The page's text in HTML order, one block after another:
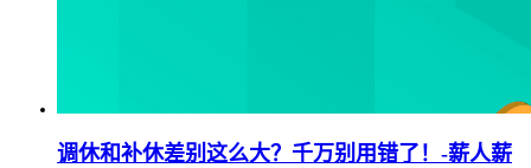
调休和补休差别这么大？千万别用错了！-薪人薪